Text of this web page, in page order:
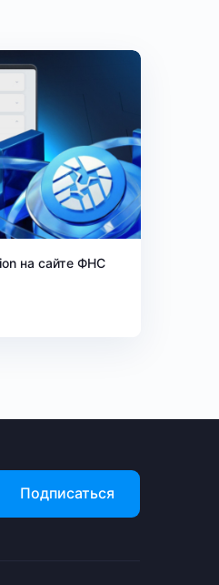
на сайте ФНС
Подписаться